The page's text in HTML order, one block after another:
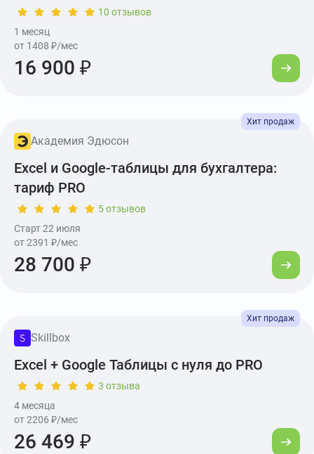
10 отзывов
1 месяц
от 1408 ₽/мес
16 900 ₽
Академия Эдюсон
Excel и Google-таблицы для бухгалтера:
тариф PRO
5 отзывов
Старт 22 июля
от 2391 ₽/мес
28 700 ₽
Skillbox
Excel + Google Таблицы с нуля до PRO
3 отзыва
4 месяца
от 2206 ₽/мес
26 469 ₽